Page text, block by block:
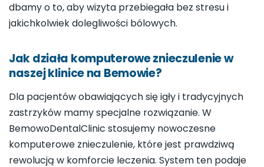
dbamy o to, aby wizyta przebiegała bez stresu i
jakichkolwiek dolegliwości bólowych.
Jak działa komputerowe znieczulenie w
naszej klinice na Bemowie?
Dla pacjentów obawiających się igły i tradycyjnych
zastrzyków mamy specjalne rozwiązanie. W
BemowoDentalClinic stosujemy nowoczesne
komputerowe znieczulenie, które jest prawdziwą
rewolucją w komforcie leczenia. System ten podaje